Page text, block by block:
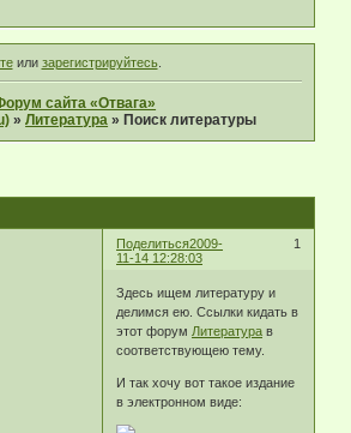
или зарегистрируйтесь.
сайта «Отвага»
»Литература » Поиск литературы
Поделиться 1
2009-
11-14 12:28:03
Здесь ищем литературу и
делимся ею. Ссылки кидать в
этот форум Литература в
соответствующею тему.
И так хочу вот такое издание
в электронном виде: